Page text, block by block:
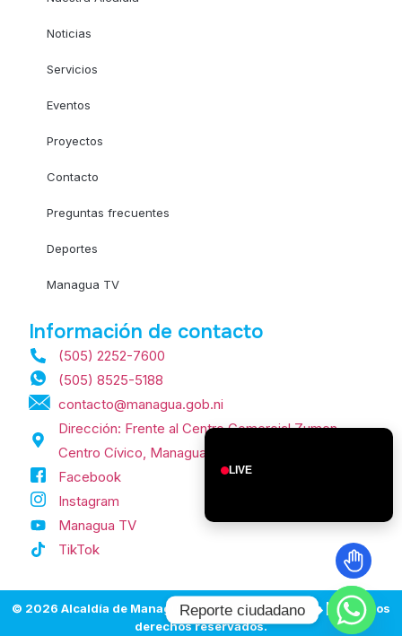
Noticias
Servicios
Eventos
Proyectos
Contacto
Preguntas frecuentes
Deportes
Managua TV
Información de contacto
(505) 2252-7600
(505) 8525-5188
contacto@managua.gob.ni
Dirección: Frente al Centro Comercial Zumen,
Centro Cívico, Managua, Nicaragua.
Facebook
Instagram
Managua TV
TikTok
© 2026 Alcaldía de Managua | Managua, Nicaragua | Todos los
derechos reservados.
LIVE
Reporte ciudadano